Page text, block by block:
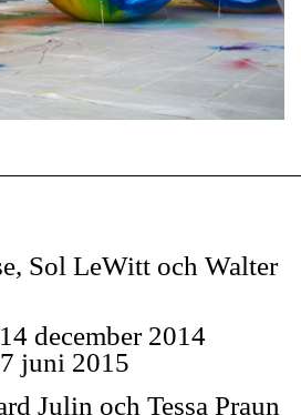
Sol LeWitt och Walter
december 2014
juni 2015
Julin och Tessa Praun